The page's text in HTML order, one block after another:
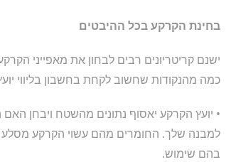
בחינת הקרקע בכל ההיבטים
ישנם קריטריונים רבים לבחון את מאפייני
כמה מהנקודות שחשוב לקחת בחשבון בליווי
• יועץ הקרקע יאסוף נתונים מהשטח ויבחן האם
למבנה שלך. החומרים מהם עשוי הקרקע מסלע
בהם שימוש.